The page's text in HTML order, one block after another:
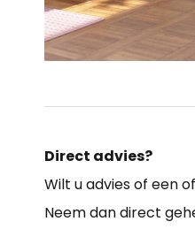
Direct advies?
Wilt u advies of een
Neem dan direct